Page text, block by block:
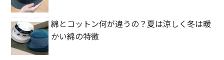
綿とコットン何が違うの？夏は涼しく冬は暖
かい綿の特徴